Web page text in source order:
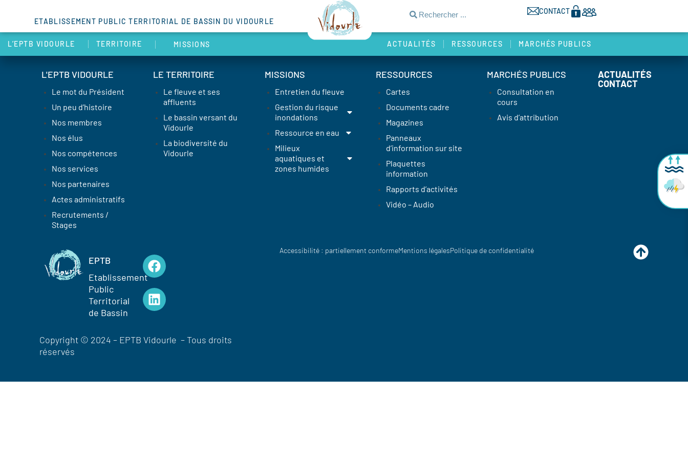
ETABLISSEMENT PUBLIC TERRITORIAL DE BASSIN DU VIDOURLE
CONTACT
L’EPTB VIDOURLE TERRITOIRE MISSIONS ACTUALITÉS RESSOURCES MARCHÉS PUBLICS
L'EPTB VIDOURLE
Le mot du Président
Un peu d’histoire
Nos membres
Nos élus
Nos compétences
Nos services
Nos partenaires
Actes administratifs
Recrutements /
Stages
LE TERRITOIRE
Le fleuve et ses
affluents
Le bassin versant du
Vidourle
La biodiversité du
Vidourle
MISSIONS
Entretien du fleuve
Gestion du risque
inondations
Ressource en eau
Milieux
aquatiques et
zones humides
RESSOURCES
Cartes
Documents cadre
Magazines
Panneaux
d’information sur site
Plaquettes
information
Rapports d’activités
Vidéo – Audio
MARCHÉS PUBLICS
Consultation en
cours
Avis d’attribution
ACTUALITÉS
CONTACT
EPTB
Etablissement
Public
Territorial
de Bassin
Copyright © 2024 – EPTB Vidourle – Tous droits
réservés
Accessibilité : partiellement conformeMentions légalesPolitique de confidentialité